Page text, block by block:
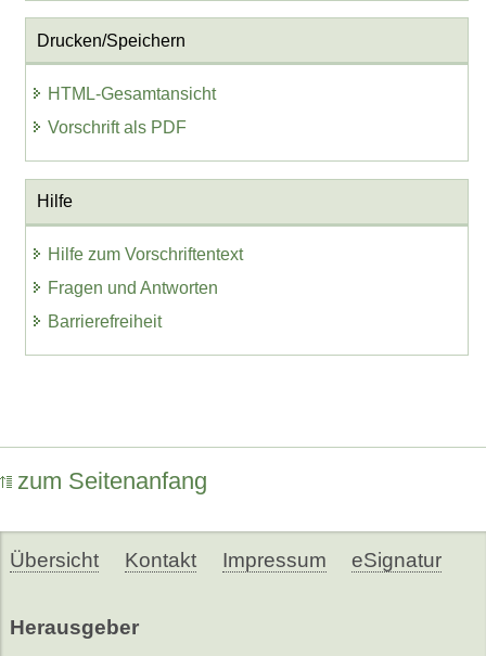
Drucken/Speichern
HTML-Gesamtansicht
Vorschrift als PDF
Hilfe
Hilfe zum Vorschriftentext
Fragen und Antworten
Barrierefreiheit
zum Seitenanfang
Übersicht Kontakt Impressum eSignatur
Herausgeber